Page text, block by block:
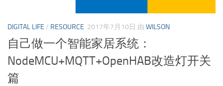
DIGITAL LIFE / RESOURCE 2017年7月10日 由 WILSON
自己做一个智能家居系统：
NodeMCU+MQTT+OpenHAB改造灯开关
篇